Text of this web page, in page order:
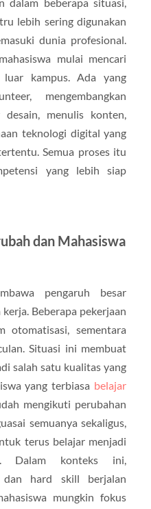
lebih sering digunakan
dunia profesional.
mulai mencari
luar kampus. Ada yang
mengembangkan
menulis konten,
teknologi digital yang
Semua proses itu
yang lebih siap
dan Mahasiswa
pengaruh besar
Beberapa pekerjaan
otomatisasi, sementara
Situasi ini membuat
salah satu kualitas yang
yang terbiasa belajar
mengikuti perubahan
semuanya sekaligus,
terus belajar menjadi
Dalam konteks ini,
dan hard skill berjalan
mungkin fokus